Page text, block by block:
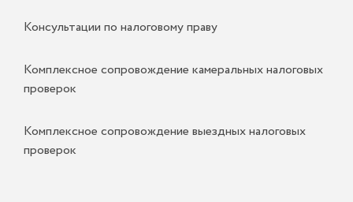
Консультации по налоговому праву
Комплексное сопровождение камеральных налоговых
проверок
Комплексное сопровождение выездных налоговых
проверок